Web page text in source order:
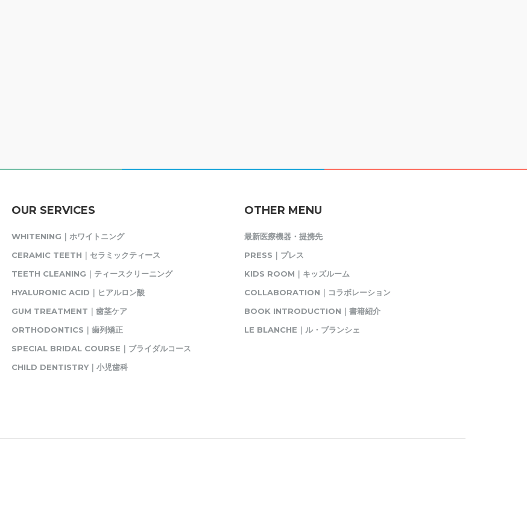
OUR SERVICES
WHITENING｜ホワイトニング
CERAMIC TEETH｜セラミックティース
TEETH CLEANING｜ティースクリーニング
HYALURONIC ACID｜ヒアルロン酸
GUM TREATMENT｜歯茎ケア
ORTHODONTICS｜歯列矯正
SPECIAL BRIDAL COURSE｜ブライダルコース
CHILD DENTISTRY｜小児歯科
OTHER MENU
最新医療機器・提携先
PRESS｜プレス
KIDS ROOM｜キッズルーム
COLLABORATION｜コラボレーション
BOOK INTRODUCTION｜書籍紹介
LE BLANCHE｜ル・ブランシェ